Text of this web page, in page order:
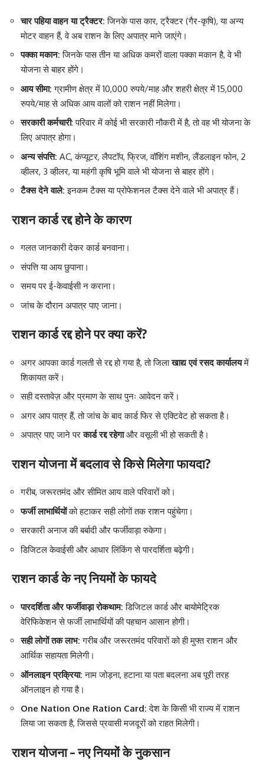
चार पहिया वाहन या ट्रैक्टर: जिनके पास कार, ट्रैक्टर (गैर-कृषि), या अन्य
मोटर वाहन हैं, वे अब राशन के लिए अपात्र माने जाएंगे।
पक्का मकान: जिनके पास तीन या अधिक कमरों वाला पक्का मकान है, वे भी
योजना से बाहर होंगे।
आय सीमा: ग्रामीण क्षेत्र में 10,000 रुपये/माह और शहरी क्षेत्र में 15,000
रुपये/माह से अधिक आय वालों को राशन नहीं मिलेगा।
सरकारी कर्मचारी: परिवार में कोई भी सरकारी नौकरी में है, तो वह भी योजना के
लिए अपात्र होगा।
अन्य संपत्ति: AC, कंप्यूटर, लैपटॉप, फ्रिज, वॉशिंग मशीन, लैंडलाइन फोन, 2
व्हीलर, 3 व्हीलर, या महंगी कृषि भूमि वाले भी योजना से बाहर होंगे।
टैक्स देने वाले:इनकम टैक्स या प्रोफेशनल टैक्स देने वाले भी अपात्र हैं।
राशन कार्ड रद्द होने के कारण
गलत जानकारी देकर कार्ड बनवाना।
संपत्ति या आय छुपाना।
समय पर ई-केवाईसी न कराना।
जांच के दौरान अपात्र पाए जाना।
राशन कार्ड रद्द होने पर क्या करें?
अगर आपका कार्ड गलती से रद्द हो गया है, तो जिलाखाद्य एवं रसद कार्यालयमें
शिकायत करें।
सही दस्तावेज़ और प्रमाण के साथ पुनः आवेदन करें।
अगर आप पात्र हैं, तो जांच के बाद कार्ड फिर से एक्टिवेट हो सकता है।
अपात्र पाए जाने परकार्ड रद्द रहेगाऔर वसूली भी हो सकती है।
राशन योजना में बदलाव से किसे मिलेगा फायदा?
गरीब, जरूरतमंद और सीमित आय वाले परिवारों को।
फर्जी लाभार्थियोंको हटाकर सही लोगों तक राशन पहुंचेगा।
सरकारी अनाज की बर्बादी और फर्जीवाड़ा रुकेगा।
डिजिटल केवाईसी और आधार लिंकिंग से पारदर्शिता बढ़ेगी।
राशन कार्ड के नए नियमों के फायदे
पारदर्शिता और फर्जीवाड़ा रोकथाम:डिजिटल कार्ड और बायोमेट्रिक
वेरिफिकेशन से फर्जी लाभार्थियों की पहचान आसान होगी।
सही लोगों तक लाभ: गरीब और जरूरतमंद परिवारों को ही मुफ्त राशन और
आर्थिक सहायता मिलेगी।
ऑनलाइन प्रक्रिया:नाम जोड़ना, हटाना या पता बदलना अब पूरी तरह
ऑनलाइन हो गया है।
One Nation One Ration Card: देश के किसी भी राज्य में राशन
लिया जा सकता है, जिससे प्रवासी मजदूरों को राहत मिलेगी।
राशन योजना – नए नियमों के नुकसान